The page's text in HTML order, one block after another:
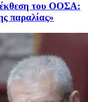
του ΟΟΣΑ:
παραλίας»